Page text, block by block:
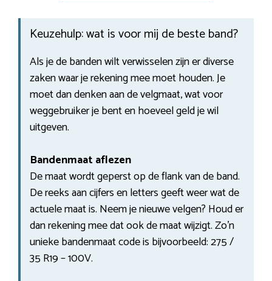
Keuzehulp: wat is voor mij de beste band?
Als je de banden wilt verwisselen zijn er diverse
zaken waar je rekening mee moet houden. Je
moet dan denken aan de velgmaat, wat voor
weggebruiker je bent en hoeveel geld je wil
uitgeven.
Bandenmaat aflezen
De maat wordt geperst op de flank van de band.
De reeks aan cijfers en letters geeft weer wat de
actuele maat is. Neem je nieuwe velgen? Houd er
dan rekening mee dat ook de maat wijzigt. Zo’n
unieke bandenmaat code is bijvoorbeeld: 275 /
35 R19 – 100V.